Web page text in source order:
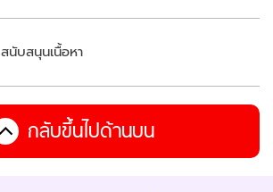
สนับสนุนเนื้อหา
กลับขึ้นไปด้านบน